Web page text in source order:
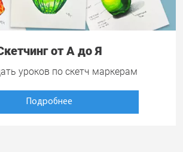
от А до Я
уроков по скетч маркерам
Подробнее